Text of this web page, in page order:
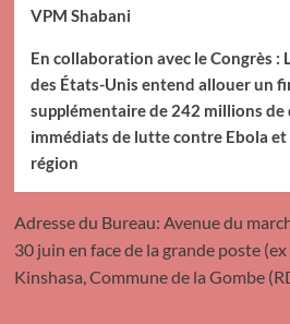
VPM Shabani
En collaboration avec le Congrès :
des États-Unis entend allouer un
supplémentaire de 242 millions
immédiats de lutte contre Ebola
région
Adresse du Bureau: Avenue du
30 juin en face de la grande poste
Kinshasa, Commune de la Gombe